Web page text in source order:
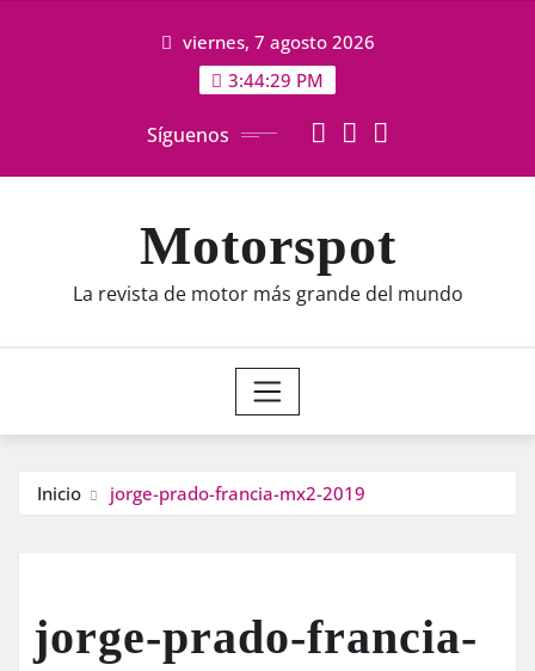
viernes, 7 agosto 2026
3:44:30 PM
Síguenos
Motorspot
La revista de motor más grande del mundo
Inicio jorge-prado-francia-mx2-2019
jorge-prado-francia-